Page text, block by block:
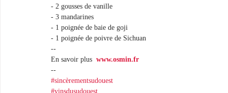
- 2 gousses de vanille
- 3 mandarines
- 1 poignée de baie de goji
- 1 poignée de poivre de Sichuan
--
En savoir plus www.osmin.fr
--
#sincèrementsudouest
#vinsdusudouest